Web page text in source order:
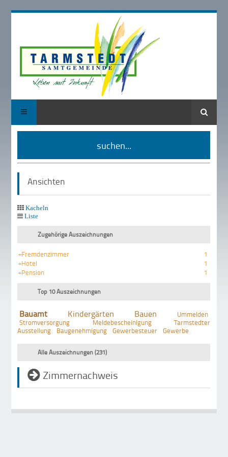
Suche
suchen...
Ansichten
Kacheln
Liste
Zugehörige Auszeichnungen
+Fremdenzimmer
1
+Hotel
1
+Pension
1
Top 10 Auszeichnungen
Bauamt Kindergärten Bauen
Ummelden
Stromversorgung
Meldebescheinigung
Tarmstedter
Ausstellung
Baugenehmigung Gewerbesteuer Gewerbe
Alle Auszeichnungen (231)
Zimmernachweis